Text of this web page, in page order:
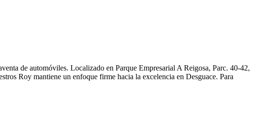
de automóviles. Localizado en Parque Empresarial A Reigosa, Parc. 40-42,
Roy mantiene un enfoque firme hacia la excelencia en Desguace. Para